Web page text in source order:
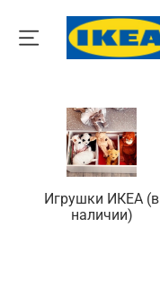
Игрушки ИКЕА (в
наличии)